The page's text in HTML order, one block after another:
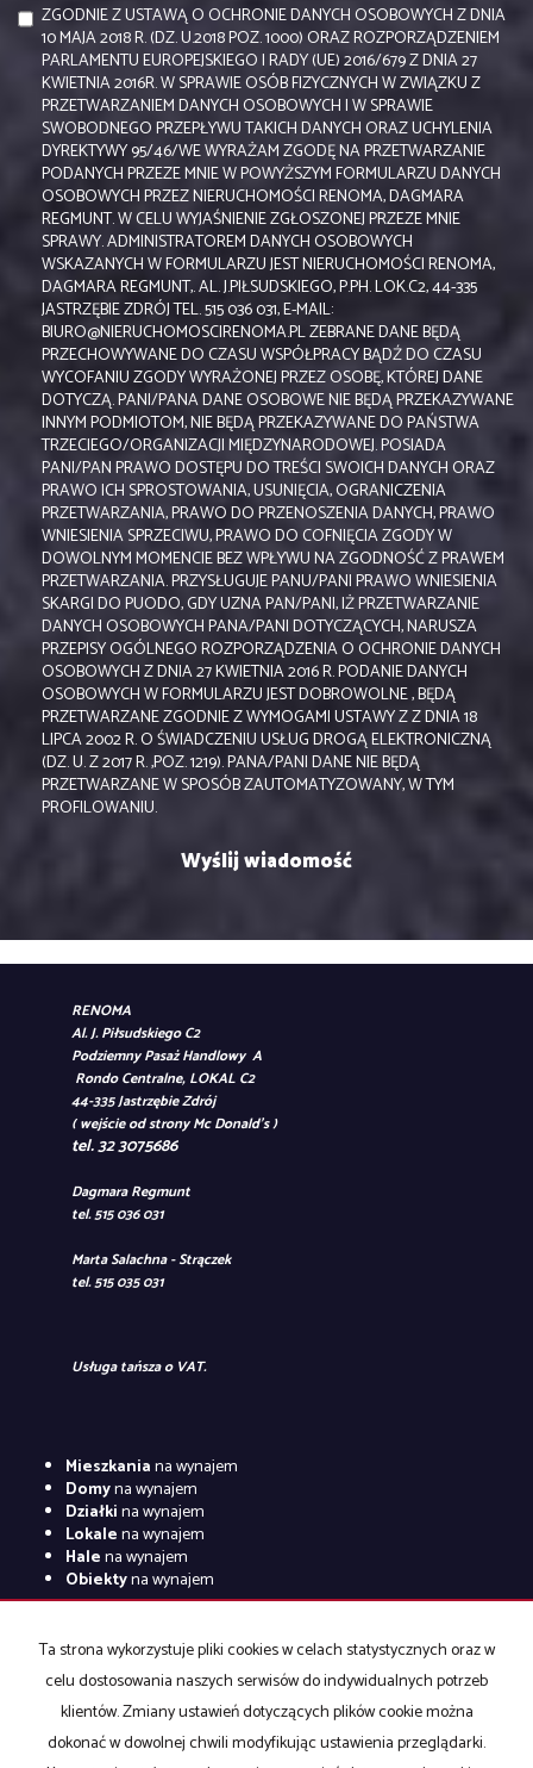
ZGODNIE Z USTAWĄ O OCHRONIE DANYCH OSOBOWYCH Z DNIA
10 MAJA 2018 R. (DZ. U.2018 POZ. 1000) ORAZ ROZPORZĄDZENIEM
PARLAMENTU EUROPEJSKIEGO I RADY (UE) 2016/679 Z DNIA 27
KWIETNIA 2016R. W SPRAWIE OSÓB FIZYCZNYCH W ZWIĄZKU Z
PRZETWARZANIEM DANYCH OSOBOWYCH I W SPRAWIE
SWOBODNEGO PRZEPŁYWU TAKICH DANYCH ORAZ UCHYLENIA
DYREKTYWY 95/46/WE WYRAŻAM ZGODĘ NA PRZETWARZANIE
PODANYCH PRZEZE MNIE W POWYŻSZYM FORMULARZU DANYCH
OSOBOWYCH PRZEZ NIERUCHOMOŚCI RENOMA, DAGMARA
REGMUNT. W CELU WYJAŚNIENIE ZGŁOSZONEJ PRZEZE MNIE
SPRAWY. ADMINISTRATOREM DANYCH OSOBOWYCH
WSKAZANYCH W FORMULARZU JEST NIERUCHOMOŚCI RENOMA,
DAGMARA REGMUNT,. AL. J.PIŁSUDSKIEGO, P.PH. LOK.C2, 44-335
JASTRZĘBIE ZDRÓJ TEL. 515 036 031, E-MAIL:
BIURO@NIERUCHOMOSCIRENOMA.PL ZEBRANE DANE BĘDĄ
PRZECHOWYWANE DO CZASU WSPÓŁPRACY BĄDŹ DO CZASU
WYCOFANIU ZGODY WYRAŻONEJ PRZEZ OSOBĘ, KTÓREJ DANE
DOTYCZĄ. PANI/PANA DANE OSOBOWE NIE BĘDĄ PRZEKAZYWANE
INNYM PODMIOTOM, NIE BĘDĄ PRZEKAZYWANE DO PAŃSTWA
TRZECIEGO/ORGANIZACJI MIĘDZYNARODOWEJ. POSIADA
PANI/PAN PRAWO DOSTĘPU DO TREŚCI SWOICH DANYCH ORAZ
PRAWO ICH SPROSTOWANIA, USUNIĘCIA, OGRANICZENIA
PRZETWARZANIA, PRAWO DO PRZENOSZENIA DANYCH, PRAWO
WNIESIENIA SPRZECIWU, PRAWO DO COFNIĘCIA ZGODY W
DOWOLNYM MOMENCIE BEZ WPŁYWU NA ZGODNOŚĆ Z PRAWEM
PRZETWARZANIA. PRZYSŁUGUJE PANU/PANI PRAWO WNIESIENIA
SKARGI DO PUODO, GDY UZNA PAN/PANI, IŻ PRZETWARZANIE
DANYCH OSOBOWYCH PANA/PANI DOTYCZĄCYCH, NARUSZA
PRZEPISY OGÓLNEGO ROZPORZĄDZENIA O OCHRONIE DANYCH
OSOBOWYCH Z DNIA 27 KWIETNIA 2016 R. PODANIE DANYCH
OSOBOWYCH W FORMULARZU JEST DOBROWOLNE , BĘDĄ
PRZETWARZANE ZGODNIE Z WYMOGAMI USTAWY Z Z DNIA 18
LIPCA 2002 R. O ŚWIADCZENIU USŁUG DROGĄ ELEKTRONICZNĄ
(DZ. U. Z 2017 R. ,POZ. 1219). PANA/PANI DANE NIE BĘDĄ
PRZETWARZANE W SPOSÓB ZAUTOMATYZOWANY, W TYM
PROFILOWANIU.
RENOMA
Al. J. Piłsudskiego C2
Podziemny Pasaż Handlowy A
Rondo Centralne, LOKAL C2
44-335 Jastrzębie Zdrój
( wejście od strony Mc Donald's )
tel. 32 3075686
Dagmara Regmunt
tel. 515 036 031
Marta Salachna - Strączek
tel. 515 035 031
Usługa tańsza o VAT.
Mieszkaniana wynajem
Domyna wynajem
Działkina wynajem
Lokalena wynajem
Halena wynajem
Obiektyna wynajem
Domyna sprzedaż
na sprzedaż
Lokalena sprzedaż
Halena sprzedaż
Obiektyna sprzedaż
Ta strona wykorzystuje pliki cookies w celach statystycznych oraz w
celu dostosowania naszych serwisów do indywidualnych potrzeb
klientów. Zmiany ustawień dotyczących plików cookie można
dokonać w dowolnej chwili modyfikując ustawienia przeglądarki.